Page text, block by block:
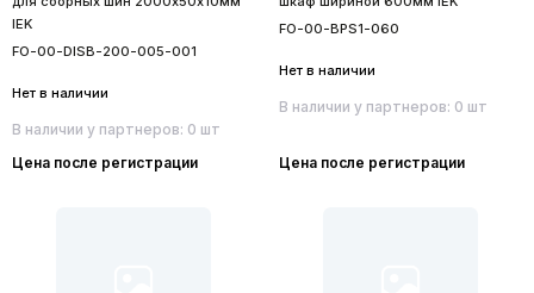
IEK
FO-00-DISB-200-005-001
Нет в наличии
В наличии у партнеров: 0 шт
Цена после регистрации
FO-00-BPS1-060
Нет в наличии
В наличии у партнеров: 0 шт
Цена после регистрации